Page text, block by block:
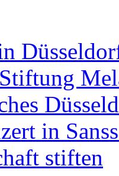
in
stiften